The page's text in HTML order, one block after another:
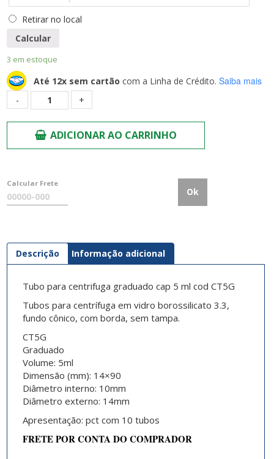
Retirar no local
Calcular
3 em estoque
Até 12x sem cartão com a Linha de Crédito. Saiba mais
Quantidade
ADICIONAR AO CARRINHO
Calcular Frete
Ok
Descrição Informação adicional
Tubo para centrifuga graduado cap 5 ml cod CT5G
Tubos para centrífuga em vidro borossilicato 3.3,
fundo cônico, com borda, sem tampa.
CT5G
Graduado
Volume: 5ml
Dimensão (mm): 14×90
Diâmetro interno: 10mm
Diâmetro externo: 14mm
Apresentação: pct com 10 tubos
FRETE POR CONTA DO COMPRADOR